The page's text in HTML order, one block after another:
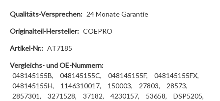
Qualitäts-Versprechen: 24 Monate Garantie
Originalteil-Hersteller: COEPRO
Artikel-Nr.: AT7185
Vergleichs- und OE-Nummern:
048145155B,
048145155C, 048145155F,
048145155FX,
048145155H,
1146310017, 150003, 27803,
28573,
2857301,
3271528, 37182, 4230157, 53658,
DSP5205,